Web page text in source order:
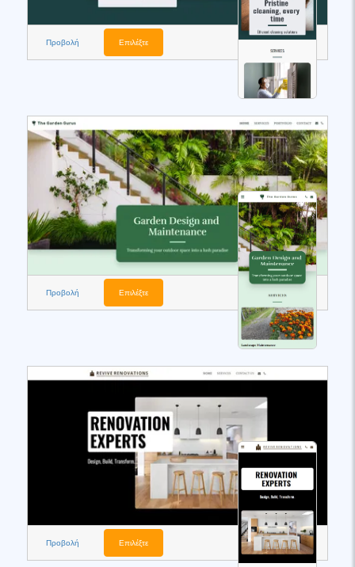
Προβολή Επιλέξτε
Προβολή Επιλέξτε
Προβολή Επιλέξτε